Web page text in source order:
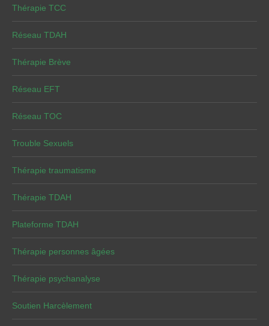
Thérapie TCC
Réseau TDAH
Thérapie Brève
Réseau EFT
Réseau TOC
Trouble Sexuels
Thérapie traumatisme
Thérapie TDAH
Plateforme TDAH
Thérapie personnes âgées
Thérapie psychanalyse
Soutien Harcèlement